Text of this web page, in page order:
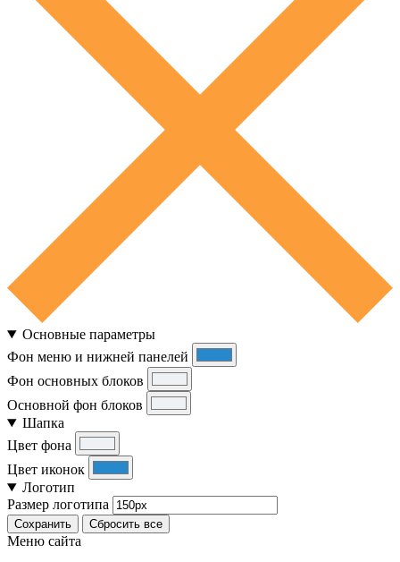
Основные параметры
Фон меню и нижней панелей
Фон основных блоков
Основной фон блоков
Шапка
Цвет фона
Цвет иконок
Логотип
Размер логотипа
Сохранить Сбросить все
Меню сайта